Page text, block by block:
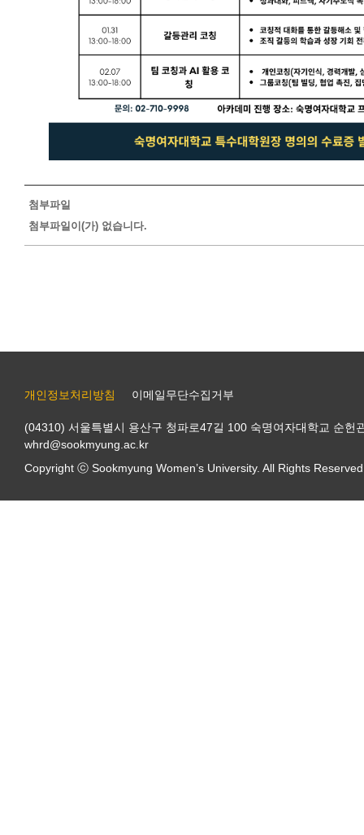
첨부파일
첨부파일이(가) 없습니다.
개인정보처리방침 이메일무단수집거부
(04310) 서울특별시 용산구 청파로47길 100 숙명여자대학교 순헌
whrd@sookmyung.ac.kr
Copyright ⓒ Sookmyung Women’s University. All Rights